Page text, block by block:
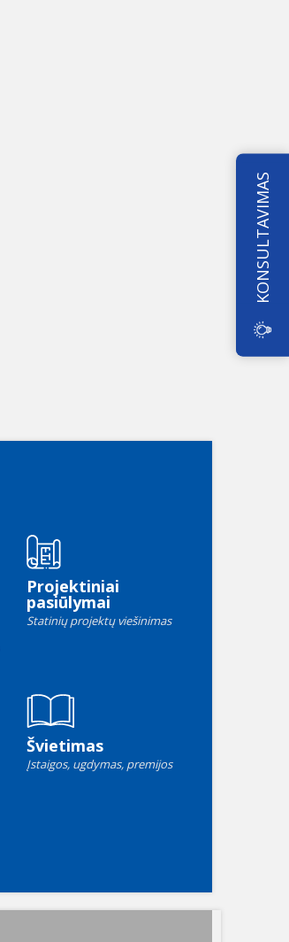
Projektiniai
pasiūlymai
Statinių projektų viešinimas
Švietimas
Įstaigos, ugdymas, premijos
KONSULTAVIMAS